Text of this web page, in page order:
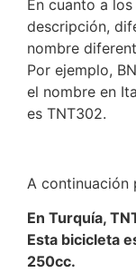
En cuanto a
descripción,
nombre
Por ejemplo,
el nombre en
es TNT302.
A continuación
En Turquía,
Esta bicicleta
250cc.